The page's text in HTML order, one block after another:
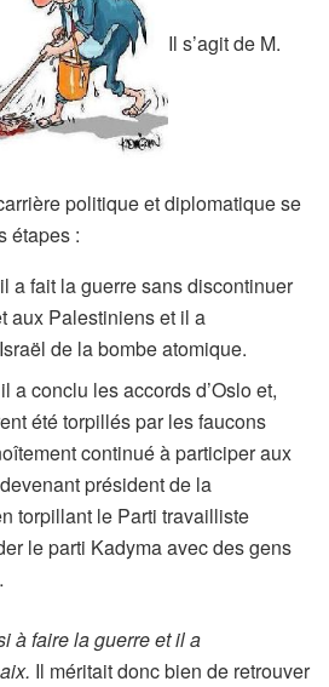
Il s’agit de M.
politique et diplomatique se
étapes :
a fait la guerre sans discontinuer
aux Palestiniens et il a
de la bombe atomique.
a conclu les accords d’Oslo et,
été torpillés par les faucons
continué à participer aux
président de la
torpillant le Parti travailliste
le parti Kadyma avec des gens
à faire la guerre et il a
Il méritait donc bien de retrouver